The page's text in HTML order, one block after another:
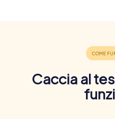
Caccia al